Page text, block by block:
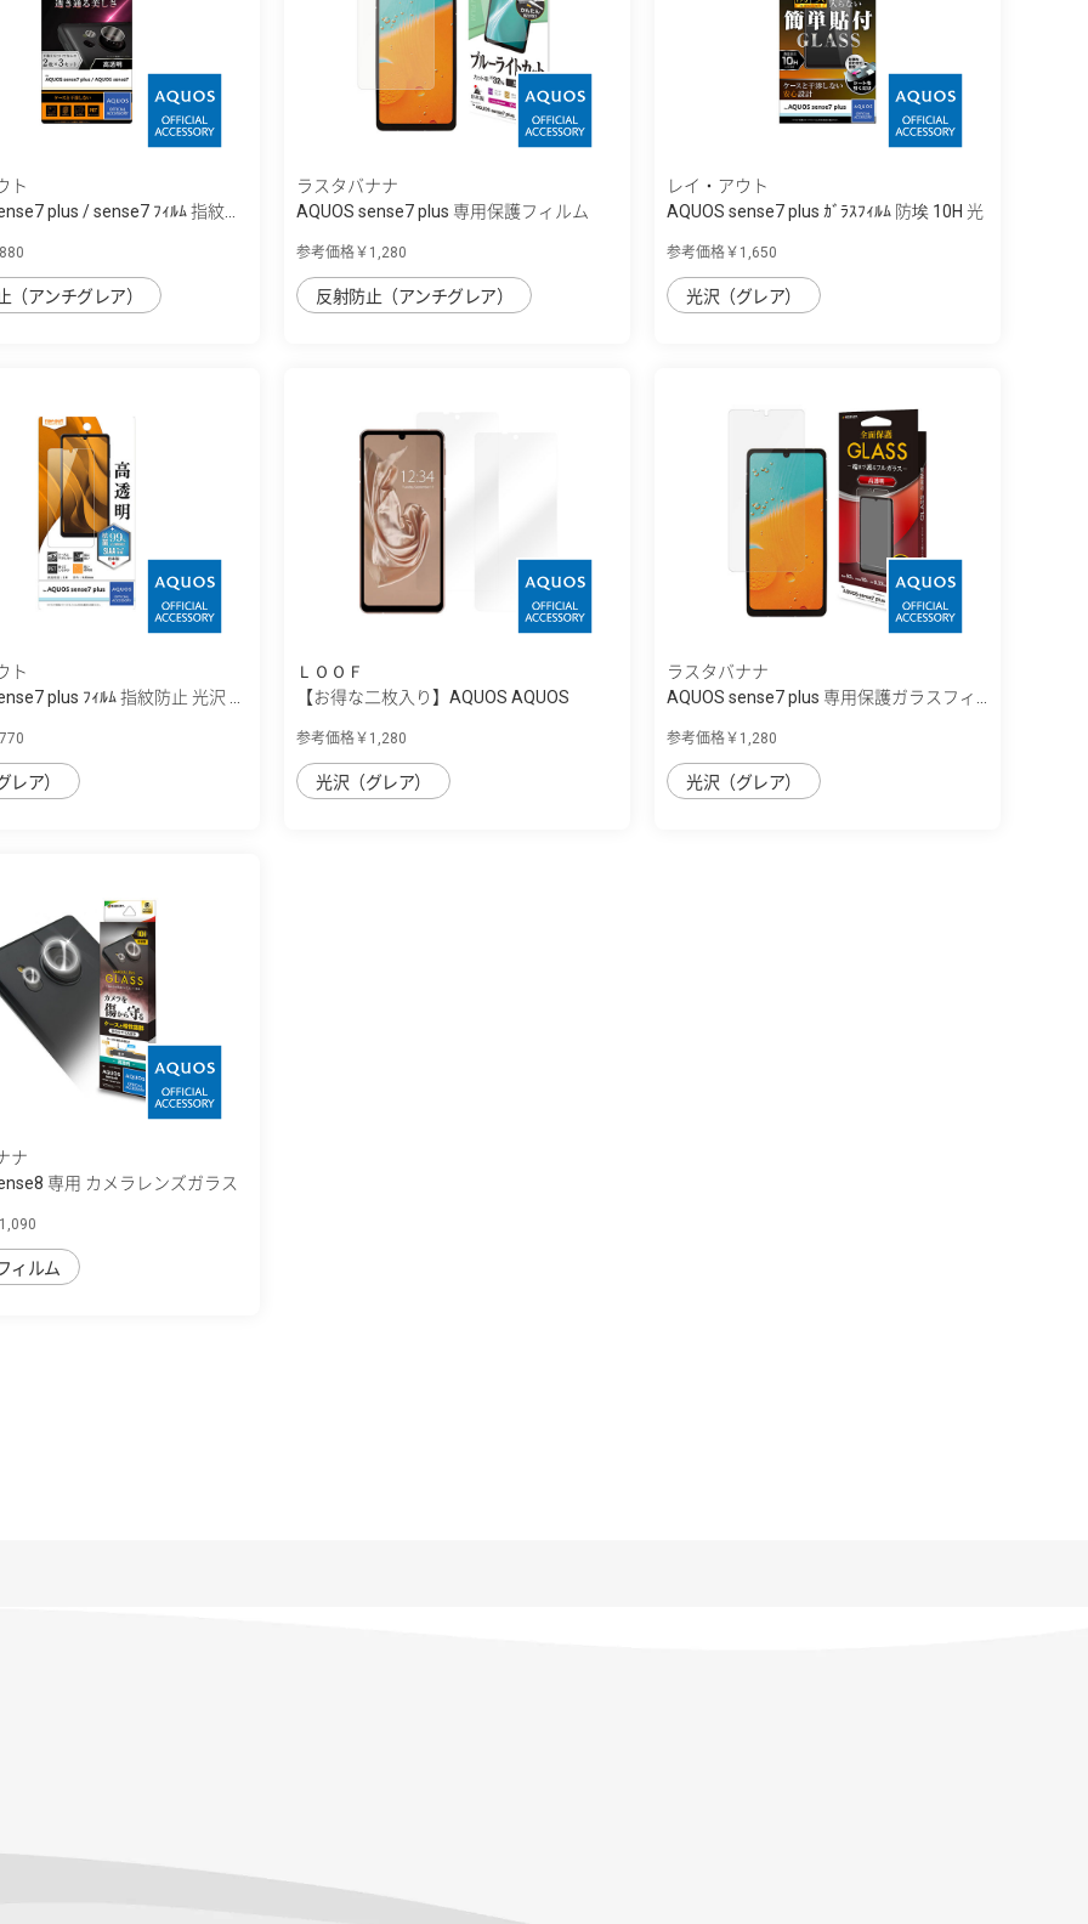
ト
plus / sense7 ﾌｨﾙﾑ 指紋...
（アンチグレア）
ラスタバナナ
AQUOS sense7 plus 専用保護フィルム
参考価格￥1,280
反射防止（アンチグレア）
レイ・アウト
AQUOS sense7 plus ｶﾞﾗｽﾌｨﾙﾑ 防埃 10H 光
参考価格￥1,650
光沢（グレア）
ト
plus ﾌｨﾙﾑ 指紋防止 光沢 ...
レア）
ＬＯＯＦ
【お得な二枚入り】AQUOS AQUOS
参考価格￥1,280
光沢（グレア）
ラスタバナナ
AQUOS sense7 plus 専用保護ガラスフィ...
参考価格￥1,280
光沢（グレア）
ナ
専用 カメラレンズガラス
ィルム